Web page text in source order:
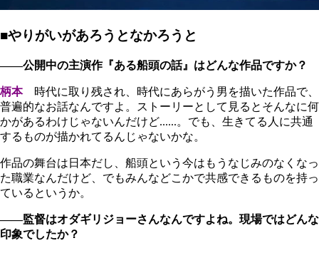
■やりがいがあろうとなかろうと
――公開中の主演作『ある船頭の話』はどんな作品ですか？
柄本時代に取り残され、時代にあらがう男を描いた作品で、
普遍的なお話なんですよ。ストーリーとして見るとそんなに何
かがあるわけじゃないんだけど......。でも、生きてる人に共通
するものが描かれてるんじゃないかな。
作品の舞台は日本だし、船頭という今はもうなじみのなくなっ
た職業なんだけど、でもみんなどこかで共感できるものを持っ
ているというか。
――監督はオダギリジョーさんなんですよね。現場ではどんな
印象でしたか？